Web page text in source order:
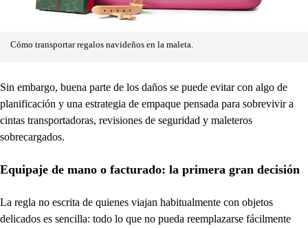
Cómo transportar regalos navideños en la maleta.
Sin embargo, buena parte de los daños se puede evitar con algo de
planificación y una estrategia de empaque pensada para sobrevivir a
cintas transportadoras, revisiones de seguridad y maleteros
sobrecargados.
Equipaje de mano o facturado: la primera gran decisión
La regla no escrita de quienes viajan habitualmente con objetos
delicados es sencilla: todo lo que no pueda reemplazarse fácilmente